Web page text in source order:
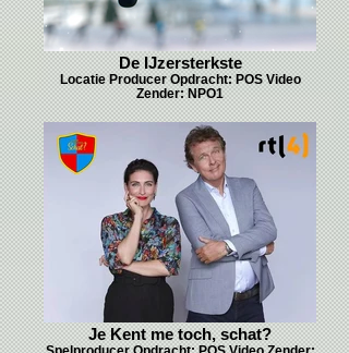
De IJzersterkste
Locatie Producer Opdracht: POS Video
Zender: NPO1
Je Kent me toch, schat?